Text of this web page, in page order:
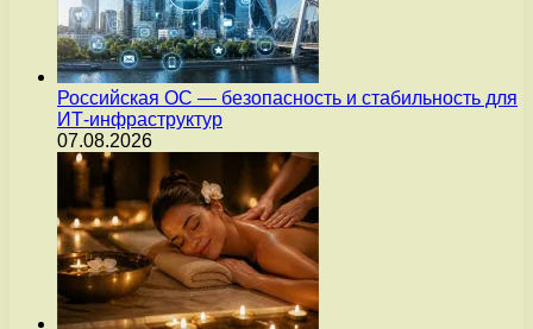
Российская ОС — безопасность и стабильность для
ИТ-инфраструктур
07.08.2026